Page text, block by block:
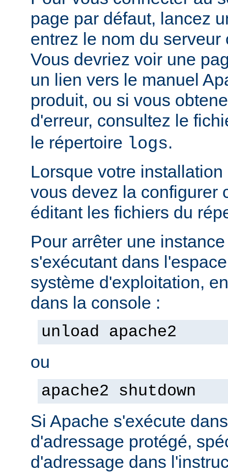
page par défaut, lancez
entrez le nom du serveur
Vous devriez voir une
un lien vers le manuel
produit, ou si vous
d'erreur, consultez le
le répertoire logs.
Lorsque votre
vous devez la configurer
éditant les fichiers du
Pour arrêter une
s'exécutant dans
système d'exploitation,
dans la console :
unload apache2
ou
apache2 shutdown
Si Apache s'exécute
d'adressage protégé,
d'adressage dans